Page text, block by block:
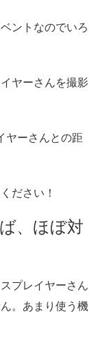
ントなのでいろ
ヤーさんを撮影
ヤーさんとの距
ださい！
、ほぼ対
プレイヤーさん
。あまり使う機